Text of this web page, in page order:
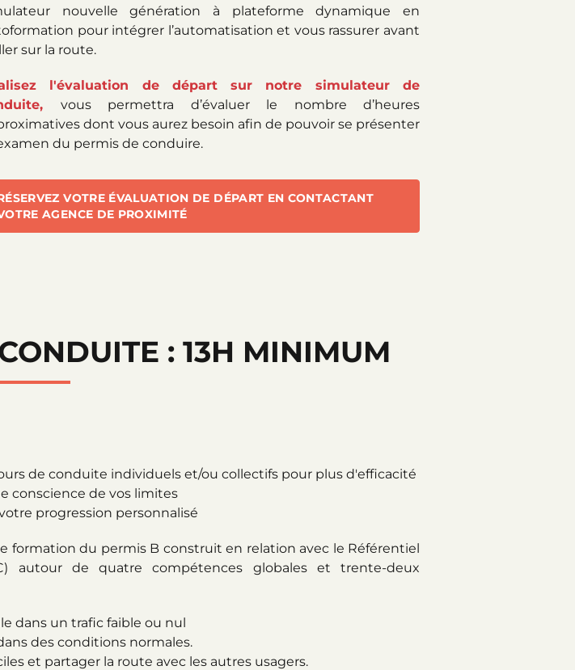
nouvelle génération à plateforme dynamique en
pour intégrer l’automatisation et vous rassurer avant
sur la route.
l'évaluation de départ sur notre simulateur de
vous permettra d’évaluer le nombre d’heures
dont vous aurez besoin afin de pouvoir se présenter
du permis de conduire.
VOTRE ÉVALUATION DE DÉPART EN CONTACTANT
AGENCE DE PROXIMITÉ
: 13H MINIMUM
de conduite individuels et/ou collectifs pour plus d'efficacité
conscience de vos limites
progression personnalisé
du permis B construit en relation avec le Référentiel
autour de quatre compétences globales et trente-deux
dans un trafic faible ou nul
des conditions normales.
et partager la route avec les autres usagers.